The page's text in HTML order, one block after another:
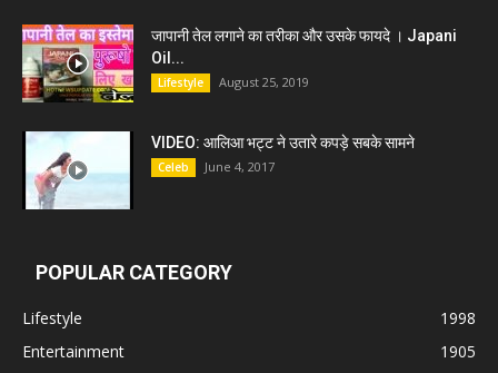
जापानी तेल लगाने का तरीका और उसके फायदे । Japani
Oil...
Lifestyle August 25, 2019
VIDEO: आलिआ भट्ट ने उतारे कपड़े सबके सामने
Celeb June 4, 2017
POPULAR CATEGORY
Lifestyle
1998
Entertainment
1905